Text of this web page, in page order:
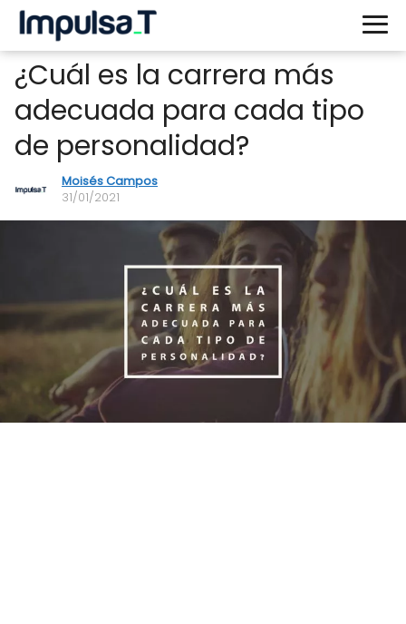
¿Cuál es la carrera más
adecuada para cada tipo
de personalidad?
Moisés Campos
31/01/2021